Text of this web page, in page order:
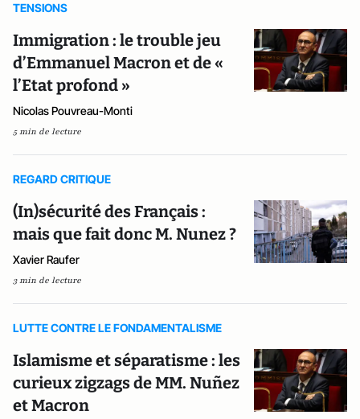
TENSIONS
Immigration : le trouble jeu
d’Emmanuel Macron et de «
l’Etat profond »
Nicolas Pouvreau-Monti
5 min de lecture
REGARD CRITIQUE
(In)sécurité des Français :
mais que fait donc M. Nunez ?
Xavier Raufer
3 min de lecture
LUTTE CONTRE LE FONDAMENTALISME
Islamisme et séparatisme : les
curieux zigzags de MM. Nuñez
et Macron